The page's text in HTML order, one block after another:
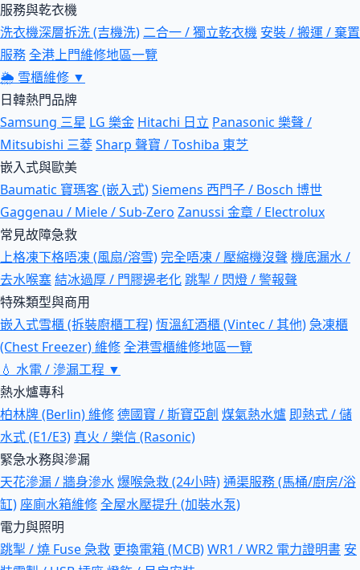
服務與乾衣機
洗衣機深層拆洗 (吉機洗) 二合一 / 獨立乾衣機 安裝 / 搬運 / 棄置
服務全港上門維修地區一覽
🌦 雪櫃維修 ▼
日韓熱門品牌
Samsung 三星 LG 樂金 Hitachi 日立 Panasonic 樂聲 /
Mitsubishi 三菱Sharp 聲寶 / Toshiba 東芝
嵌入式與歐美
Baumatic 寶瑪客 (嵌入式)Siemens 西門子 / Bosch 博世
Gaggenau / Miele / Sub-Zero Zanussi 金章 / Electrolux
常見故障急救
上格凍下格唔凍 (風扇/溶雪)完全唔凍 / 壓縮機沒聲 機底漏水 /
去水喉塞結冰過厚 / 門膠邊老化跳掣 / 閃燈 / 警報聲
特殊類型與商用
嵌入式雪櫃 (拆裝廚櫃工程)恆溫紅酒櫃 (Vintec / 其他)急凍櫃
(Chest Freezer) 維修全港雪櫃維修地區一覽
💧 水電 / 滲漏工程 ▼
熱水爐專科
柏林牌 (Berlin) 維修德國寶 / 斯寶亞創 煤氣熱水爐 即熱式 / 儲
水式 (E1/E3) 真火 / 樂信 (Rasonic)
緊急水務與滲漏
天花滲漏 / 牆身滲水爆喉急救 (24小時)通渠服務 (馬桶/廚房/浴
缸) 座廁水箱維修全屋水壓提升 (加裝水泵)
電力與照明
跳掣 / 燒 Fuse 急救 更換電箱 (MCB)WR1 / WR2 電力證明書 安